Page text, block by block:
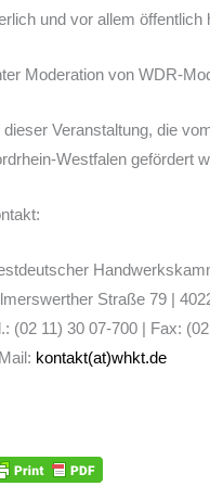
und vor allem öffentlich
Moderation von WDR-
dieser Veranstaltung, die
Westfalen gefördert
Straße 79 |
(02 11) 30 07-700 | Fax:
kontakt(at)whkt.de